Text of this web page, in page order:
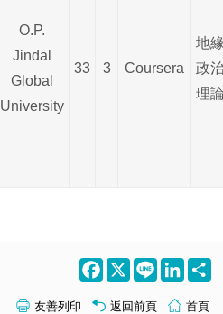
O.P.
Jindal
Global
University
33 3 Coursera
地
政
理
Facebook
X Line
友善列印 返回前頁 首頁